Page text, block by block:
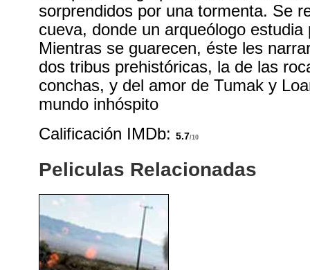
sorprendidos por una tormenta. Se
cueva, donde un arqueólogo
Mientras se guarecen, éste les
dos tribus prehistóricas, la de las
conchas, y del amor de Tumak y
mundo inhóspito
Calificación IMDb:5.7/10
Peliculas Relacionadas